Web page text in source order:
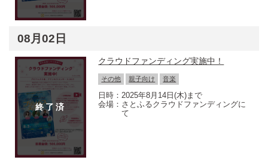
08月02日
クラウドファンディング実施中！
その他 親子向け 音楽
2025年8月14日(木)まで
さとふるクラウドファンディングに
て